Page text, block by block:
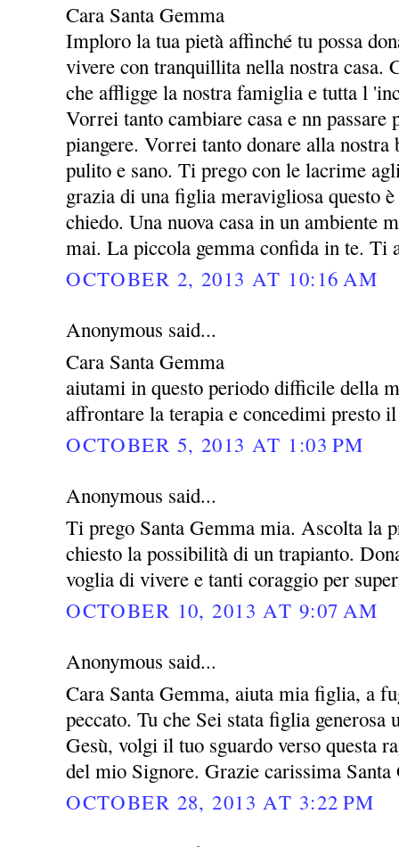
Cara Santa Gemma
Imploro la tua pietà affinché tu possa
vivere con tranquillita nella nostra casa.
che affligge la nostra famiglia e tutta l
Vorrei tanto cambiare casa e nn
piangere. Vorrei tanto donare alla nostra
pulito e sano. Ti prego con le lacrime
grazia di una figlia meravigliosa questo
chiedo. Una nuova casa in un ambiente
mai. La piccola gemma confida in te. Ti
OCTOBER 2, 2013 AT 10:16 AM
Anonymous said...
Cara Santa Gemma
aiutami in questo periodo difficile della
affrontare la terapia e concedimi presto
OCTOBER 5, 2013 AT 1:03 PM
Anonymous said...
Ti prego Santa Gemma mia. Ascolta la
chiesto la possibilità di un trapianto.
voglia di vivere e tanti coraggio per
OCTOBER 10, 2013 AT 9:07 AM
Anonymous said...
Cara Santa Gemma, aiuta mia figlia, a
peccato. Tu che Sei stata figlia generosa
Gesù, volgi il tuo sguardo verso questa
del mio Signore. Grazie carissima Santa
OCTOBER 28, 2013 AT 3:22 PM